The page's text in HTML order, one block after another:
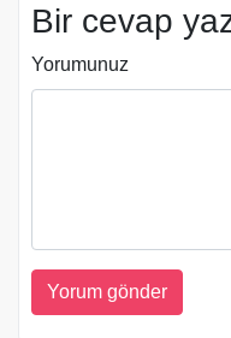
Bir cevap
Yorumunuz